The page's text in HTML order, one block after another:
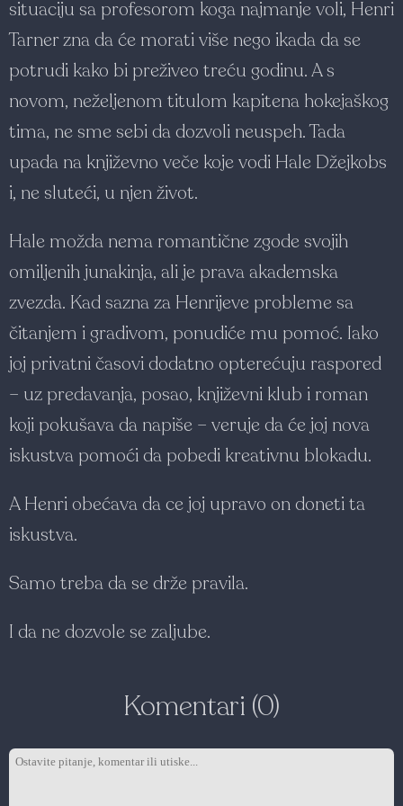
situaciju sa profesorom koga najmanje voli, Henri
Tarner zna da će morati više nego ikada da se
potrudi kako bi preživeo treću godinu. A s
novom, neželjenom titulom kapitena hokejaškog
tima, ne sme sebi da dozvoli neuspeh. Tada
upada na književno veče koje vodi Hale Džejkobs
i, ne sluteći, u njen život.
Hale možda nema romantične zgode svojih
omiljenih junakinja, ali je prava akademska
zvezda. Kad sazna za Henrijeve probleme sa
čitanjem i gradivom, ponudiće mu pomoć. Iako
joj privatni časovi dodatno opterećuju raspored
– uz predavanja, posao, književni klub i roman
koji pokušava da napiše – veruje da će joj nova
iskustva pomoći da pobedi kreativnu blokadu.
A Henri obećava da ce joj upravo on doneti ta
iskustva.
Samo treba da se drže pravila.
I da ne dozvole se zaljube.
Komentari (0)